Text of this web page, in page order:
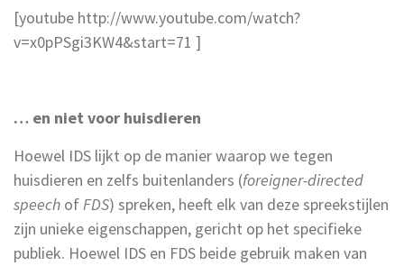
[youtube http://www.youtube.com/watch?
v=x0pPSgi3KW4&start=71 ]
… en niet voor huisdieren
Hoewel IDS lijkt op de manier waarop we tegen
huisdieren en zelfs buitenlanders (foreigner-directed
speech ofFDS) spreken, heeft elk van deze spreekstijlen
zijn unieke eigenschappen, gericht op het specifieke
publiek. Hoewel IDS en FDS beide gebruik maken van